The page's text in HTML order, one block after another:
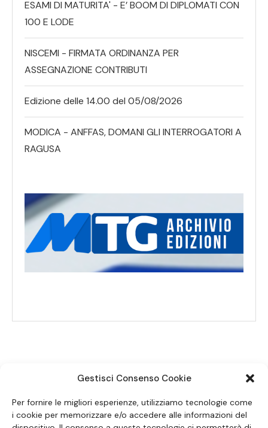
Gestisci Consenso Cookie
Per fornire le migliori esperienze, utilizziamo tecnologie come
i cookie per memorizzare e/o accedere alle informazioni del
ESAMI DI MATURITA' - E’ BOOM DI DIPLOMATI CON
100 E LODE
NISCEMI - FIRMATA ORDINANZA PER
ASSEGNAZIONE CONTRIBUTI
Edizione delle 14.00 del 05/08/2026
MODICA - ANFFAS, DOMANI GLI INTERROGATORI A
RAGUSA
SEGUICI SUI SOCIAL